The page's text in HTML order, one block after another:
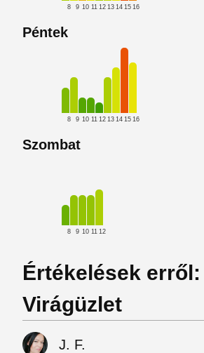
8 9 10 11 12 13 14 15 16
Péntek
8 9 10 11 12 13 14 15 16
Szombat
8 9 10 11 12
Értékelések
Virágüzlet
J. F.